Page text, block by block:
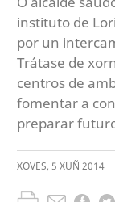
instituto de
por un
Trátase de
centros de
fomentar a
preparar
XOVES, 5 XUÑ 2014